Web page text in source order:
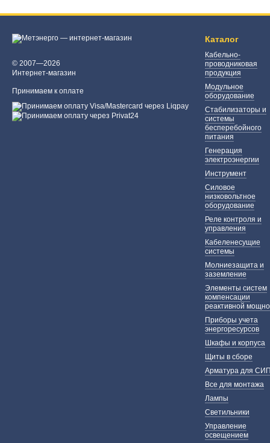
© 2007—2026
Интернет-магазин
Принимаем к оплате
Каталог
Кабельно-
проводниковая
продукция
Модульное
оборудование
Стабилизаторы и
системы
бесперебойного
питания
Генерация
электроэнергии
Инструмент
Силовое
низковольтное
оборудование
Реле контроля и
управления
Кабеленесущие
системы
Молниезащита и
заземление
Элементы систем
компенсации
реактивной
Приборы учета
энергоресурсов
Шкафы и корпуса
Щиты в сборе
Арматура для
Все для монтажа
Лампы
Светильники
Управление
освещением